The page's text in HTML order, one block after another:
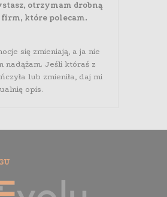
otrzymam drobną
firm, które polecam.
się zmieniają, a ja nie
nadążam. Jeśli któraś z
lub zmieniła, daj mi
opis.